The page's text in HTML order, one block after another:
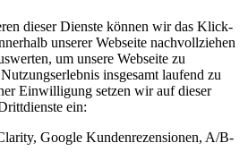
dieser Dienste können wir das Klick-
unserer Webseite nachvollziehen
um unsere Webseite zu
insgesamt laufend zu
Einwilligung setzen wir auf dieser
ein:
Google Kundenrezensionen, A/B-